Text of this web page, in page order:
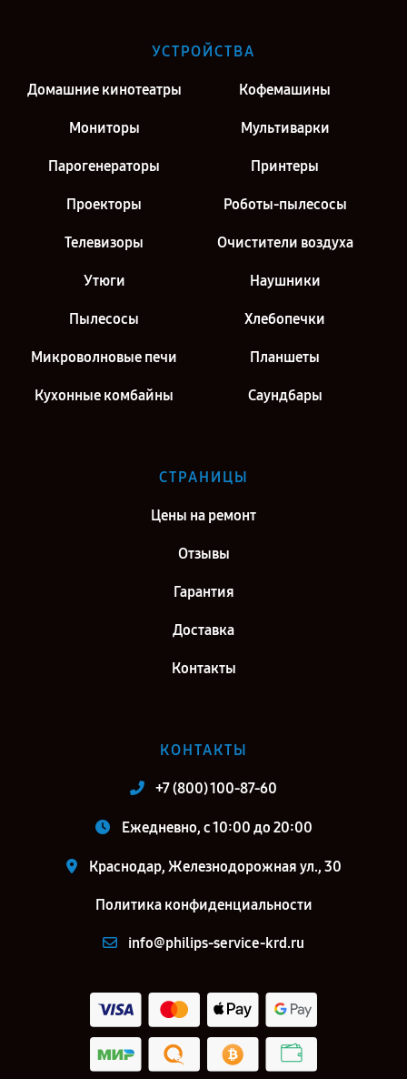
Ремонт парогенератора Philips GC8942 в г. Москва
УСТРОЙСТВА
Домашние кинотеатры Кофемашины
Мониторы Мультиварки
Парогенераторы Принтеры
Проекторы Роботы-пылесосы
Телевизоры Очистители воздуха
Утюги Наушники
Пылесосы Хлебопечки
Микроволновые печи Планшеты
Кухонные комбайны Саундбары
СТРАНИЦЫ
Цены на ремонт
Отзывы
Гарантия
Доставка
Контакты
КОНТАКТЫ
+7 (800) 100-87-60
Ежедневно, с 10:00 до 20:00
Краснодар, Железнодорожная ул., 30
Политика конфиденциальности
info@philips-service-krd.ru